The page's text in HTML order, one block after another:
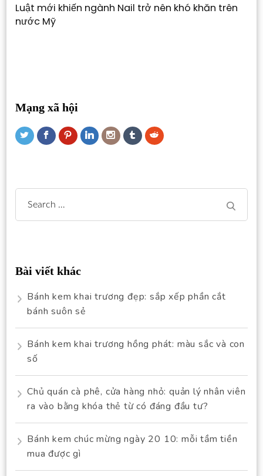
Luật mới khiến ngành Nail trở nên khó khăn trên
nước Mỹ
Mạng xã hội
Search
for:
Bài viết khác
Bánh kem khai trương đẹp: sắp xếp phần cắt
bánh suôn sẻ
Bánh kem khai trương hồng phát: màu sắc và con
số
Chủ quán cà phê, cửa hàng nhỏ: quản lý nhân viên
ra vào bằng khóa thẻ từ có đáng đầu tư?
Bánh kem chúc mừng ngày 20 10: mỗi tầm tiền
mua được gì